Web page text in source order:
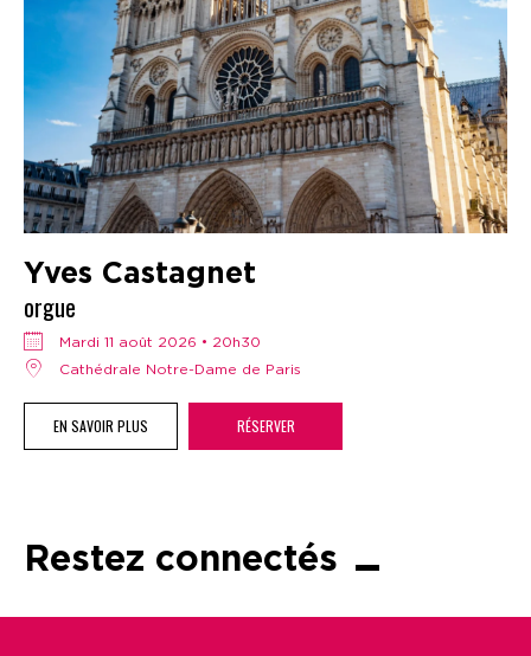
Yves Castagnet
orgue
mardi 11 août 2026 • 20h30
Cathédrale Notre-Dame de Paris
EN SAVOIR PLUS RÉSERVER
Restez connectés